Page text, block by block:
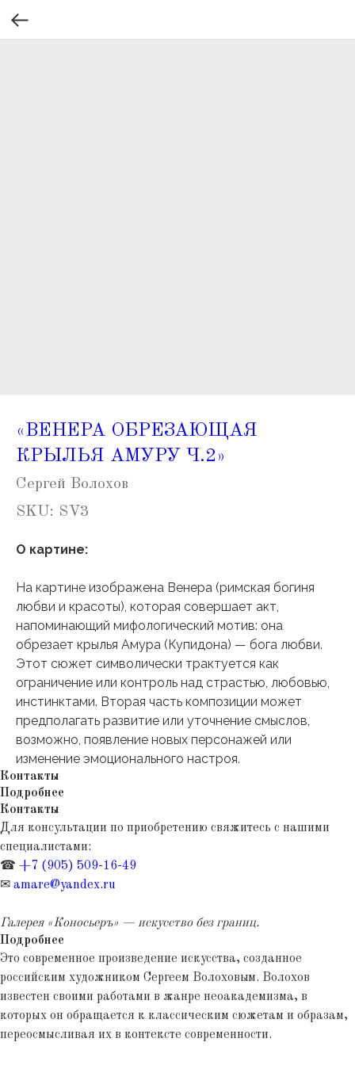
«ВЕНЕРА ОБРЕЗАЮЩАЯ
КРЫЛЬЯ АМУРУ Ч.2»
Сергей Волохов
SKU: SV3
О картине:
На картине изображена Венера (римская богиня
любви и красоты), которая совершает акт,
напоминающий мифологический мотив: она
обрезает крылья Амура (Купидона) — бога любви.
Этот сюжет символически трактуется как
ограничение или контроль над страстью, любовью,
инстинктами. Вторая часть композиции может
предполагать развитие или уточнение смыслов,
возможно, появление новых персонажей или
изменение эмоционального настроя.
Контакты
Подробнее
Контакты
Для консультации по приобретению свяжитесь с нашими
специалистами:
☎ +7 (905) 509-16-49
✉ amare@yandex.ru
Галерея «Коносьеръ» — искусство без границ.
Подробнее
Это современное произведение искусства, созданное
российским художником Сергеем Волоховым. Волохов
известен своими работами в жанре неоакадемизма, в
которых он обращается к классическим сюжетам и образам,
переосмысливая их в контексте современности.